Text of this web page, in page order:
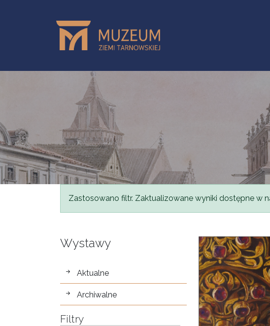
Komunikat
Zastosowano filtr. Zaktualizowane wyniki dostępne w
Wystawy
wystawy
Aktualne
Archiwalne
Filtry